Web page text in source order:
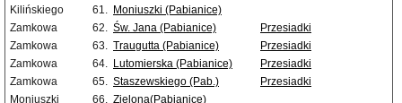
Kilińskiego
61. Moniuszki (Pabianice)
Zamkowa
62. Św. Jana (Pabianice)
Przesiadki
Zamkowa
63. Traugutta (Pabianice)
Przesiadki
Zamkowa
64. Lutomierska (Pabianice)
Przesiadki
Zamkowa
65. Staszewskiego (Pab.)
Przesiadki
Moniuszki
66. Zielona(Pabianice)